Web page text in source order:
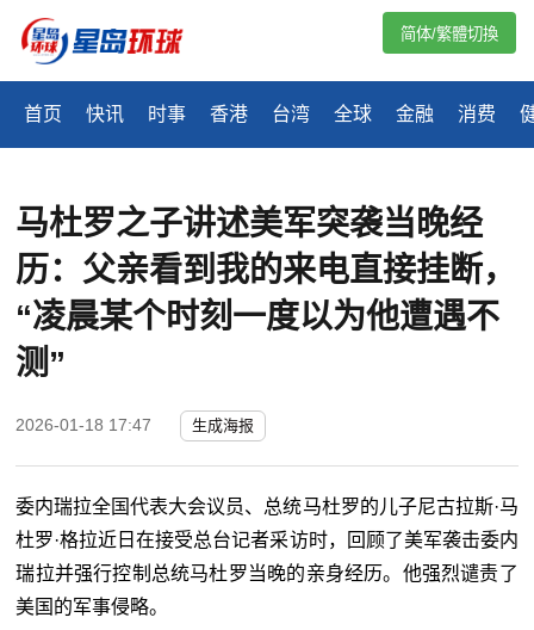
首页 快讯 时事 香港 台湾 全球 金融 消费
简体/繁體切換
马杜罗之子讲述美军突袭当晚经
历：父亲看到我的来电直接挂断，
“凌晨某个时刻一度以为他遭遇不
测”
2026-01-18 17:47 生成海报
委内瑞拉全国代表大会议员、总统马杜罗的儿子尼古拉斯·马
杜罗·格拉近日在接受总台记者采访时，回顾了美军袭击委内
瑞拉并强行控制总统马杜罗当晚的亲身经历。他强烈谴责了
美国的军事侵略。